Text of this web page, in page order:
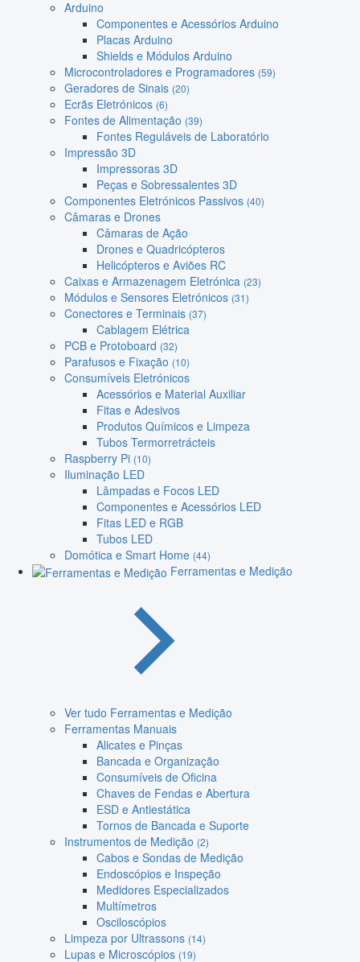
Arduino
Componentes e Acessórios Arduino
Placas Arduino
Shields e Módulos Arduino
Microcontroladores e Programadores (59)
Geradores de Sinais (20)
Ecrãs Eletrónicos (6)
Fontes de Alimentação (39)
Fontes Reguláveis de Laboratório
Impressão 3D
Impressoras 3D
Peças e Sobressalentes 3D
Componentes Eletrónicos Passivos (40)
Câmaras e Drones
Câmaras de Ação
Drones e Quadricópteros
Helicópteros e Aviões RC
Caixas e Armazenagem Eletrónica (23)
Módulos e Sensores Eletrónicos (31)
Conectores e Terminais (37)
Cablagem Elétrica
PCB e Protoboard (32)
Parafusos e Fixação (10)
Consumíveis Eletrónicos
Acessórios e Material Auxiliar
Fitas e Adesivos
Produtos Químicos e Limpeza
Tubos Termorretrácteis
Raspberry Pi (10)
Iluminação LED
Lâmpadas e Focos LED
Componentes e Acessórios LED
Fitas LED e RGB
Tubos LED
Domótica e Smart Home (44)
Ferramentas e Medição
Ver tudo Ferramentas e Medição
Ferramentas Manuais
Alicates e Pinças
Bancada e Organização
Consumíveis de Oficina
Chaves de Fendas e Abertura
ESD e Antiestática
Tornos de Bancada e Suporte
Instrumentos de Medição (2)
Cabos e Sondas de Medição
Endoscópios e Inspeção
Medidores Especializados
Multímetros
Osciloscópios
Limpeza por Ultrassons (14)
Lupas e Microscópios (19)